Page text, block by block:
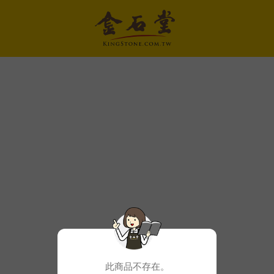
此商品不存在。